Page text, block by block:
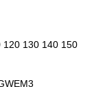
120130140150